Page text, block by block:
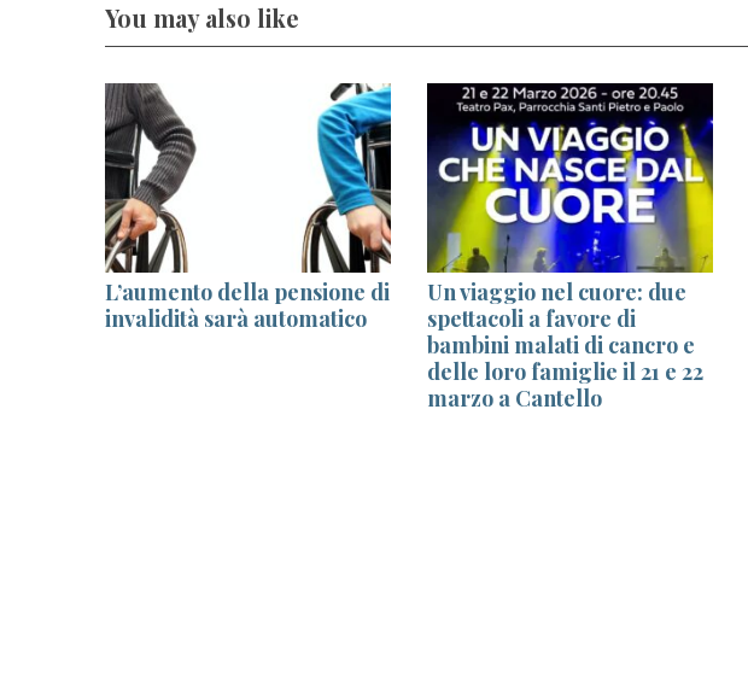
You may also like
L’aumento della pensione di
invalidità sarà automatico
Un viaggio nel cuore: due
spettacoli a favore di
bambini malati di cancro e
delle loro famiglie il 21 e 22
marzo a Cantello